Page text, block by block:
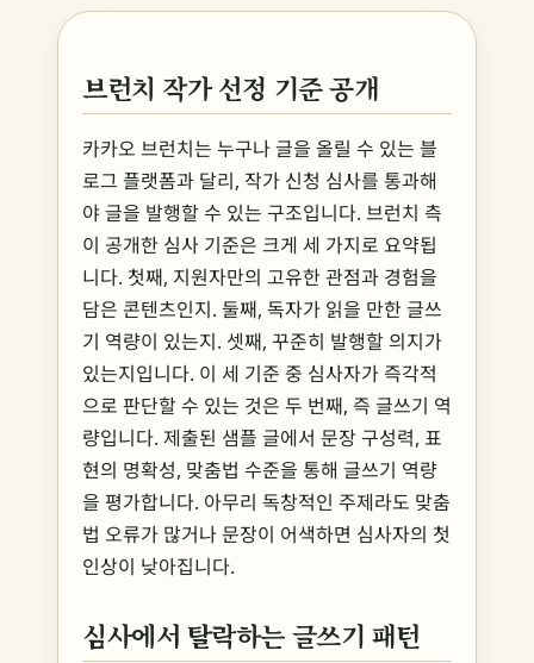
브런치 작가 선정 기준 공개
카카오 브런치는 누구나 글을 올릴 수 있는 블
로그 플랫폼과 달리, 작가 신청 심사를 통과해
야 글을 발행할 수 있는 구조입니다. 브런치 측
이 공개한 심사 기준은 크게 세 가지로 요약됩
니다. 첫째, 지원자만의 고유한 관점과 경험을
담은 콘텐츠인지. 둘째, 독자가 읽을 만한 글쓰
기 역량이 있는지. 셋째, 꾸준히 발행할 의지가
있는지입니다. 이 세 기준 중 심사자가 즉각적
으로 판단할 수 있는 것은 두 번째, 즉 글쓰기 역
량입니다. 제출된 샘플 글에서 문장 구성력, 표
현의 명확성, 맞춤법 수준을 통해 글쓰기 역량
을 평가합니다. 아무리 독창적인 주제라도 맞춤
법 오류가 많거나 문장이 어색하면 심사자의 첫
인상이 낮아집니다.
심사에서 탈락하는 글쓰기 패턴